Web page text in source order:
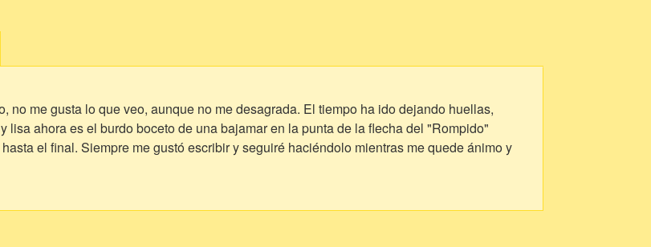
no me gusta lo que veo, aunque no me desagrada. El tiempo ha ido dejando huellas,
lisa ahora es el burdo boceto de una bajamar en la punta de la flecha del "Rompido"
el final. Siempre me gustó escribir y seguiré haciéndolo mientras me quede ánimo y